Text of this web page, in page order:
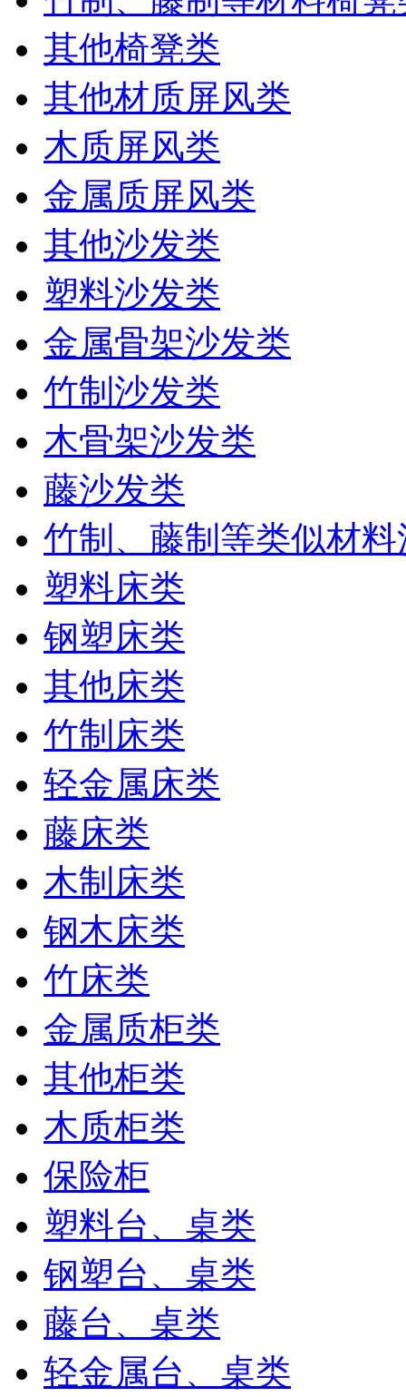
其他椅凳类
其他材质屏风类
木质屏风类
金属质屏风类
其他沙发类
塑料沙发类
金属骨架沙发类
竹制沙发类
木骨架沙发类
藤沙发类
竹制、藤制等类似材
塑料床类
钢塑床类
其他床类
竹制床类
轻金属床类
藤床类
木制床类
钢木床类
竹床类
金属质柜类
其他柜类
木质柜类
保险柜
塑料台、桌类
钢塑台、桌类
藤台、桌类
轻金属台、桌类